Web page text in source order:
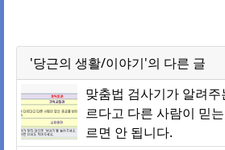
'당근의 생활/이야기'의 다른 글
맞춤법 검사기가 알려
르다고 다른 사람이 믿
르면 안 됩니다.